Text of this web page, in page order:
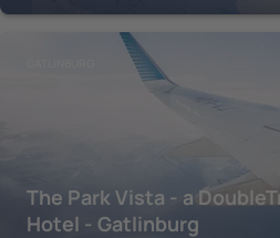
The Park Vista - a
Hotel - Gatlinburg